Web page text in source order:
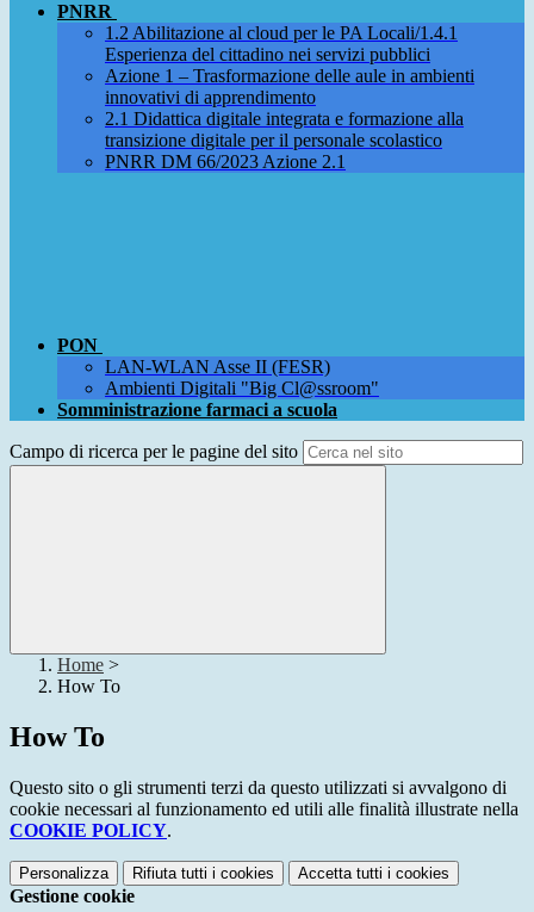
PNRR
1.2 Abilitazione al cloud per le PA Locali/1.4.1
Esperienza del cittadino nei servizi pubblici
Azione 1 – Trasformazione delle aule in ambienti
innovativi di apprendimento
2.1 Didattica digitale integrata e formazione alla
transizione digitale per il personale scolastico
PNRR DM 66/2023 Azione 2.1
PON
LAN-WLAN Asse II (FESR)
Ambienti Digitali "Big Cl@ssroom"
Somministrazione farmaci a scuola
Campo di ricerca per le pagine del sito
Home >
How To
How To
Questo sito o gli strumenti terzi da questo utilizzati si avvalgono di
cookie necessari al funzionamento ed utili alle finalità illustrate nella
COOKIE POLICY.
Personalizza Rifiuta tutti i cookies Accetta tutti i cookies
Gestione cookie